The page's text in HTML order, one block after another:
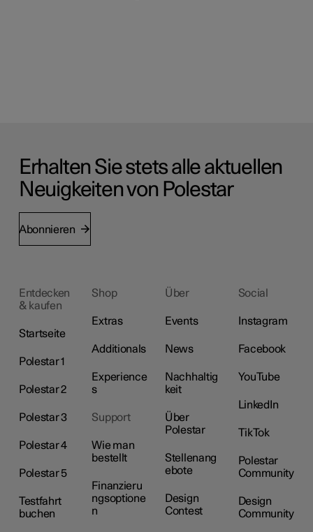
Erhalten Sie stets alle aktuellen
Neuigkeiten von Polestar
Abonnieren
Entdecken
& kaufen
Startseite
Polestar 1
Polestar 2
Polestar 3
Polestar 4
Polestar 5
Testfahrt
buchen
Shop
Extras
Additionals
Experience
s
Support
Wie man
bestellt
Finanzieru
ngsoptione
n
Über
Events
News
Nachhaltig
keit
Über
Polestar
Stellenang
ebote
Design
Contest
Social
Instagram
Facebook
YouTube
LinkedIn
TikTok
Polestar
Community
Design
Community